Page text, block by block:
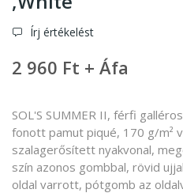
Írj értékelést
2 960 Ft + Áfa
SOL'S SUMMER II, férfi
fonott pamut piqué, 170 g/m²
szalagerősített nyakvonal,
szín azonos gombbal, rövid
oldal varrott, pótgomb az